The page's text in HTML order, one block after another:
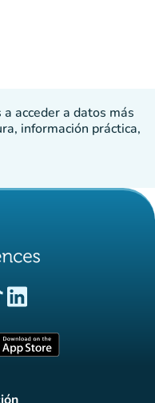
acceder a datos más
información práctica,
pestaña)
(nueva pestaña)
pestaña)